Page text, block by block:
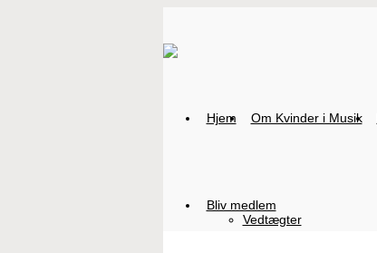
Hjem Om Kvinder i Musik
Bliv medlem
Vedtægter